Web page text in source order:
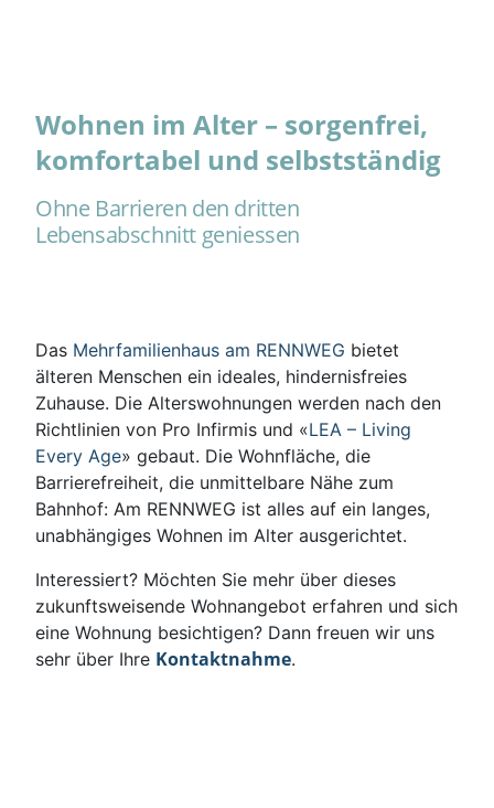
Wohnen im Alter – sorgenfrei,
komfortabel und selbstständig
Ohne Barrieren den dritten
Lebensabschnitt geniessen
Das Mehrfamilienhaus am RENNWEG bietet
älteren Menschen ein ideales, hindernisfreies
Zuhause. Die Alterswohnungen werden nach den
Richtlinien von Pro Infirmis und «LEA – Living
Every Age» gebaut. Die Wohnfläche, die
Barrierefreiheit, die unmittelbare Nähe zum
Bahnhof: Am RENNWEG ist alles auf ein langes,
unabhängiges Wohnen im Alter ausgerichtet.
Interessiert? Möchten Sie mehr über dieses
zukunftsweisende Wohnangebot erfahren und sich
eine Wohnung besichtigen? Dann freuen wir uns
sehr über Ihre Kontaktnahme.